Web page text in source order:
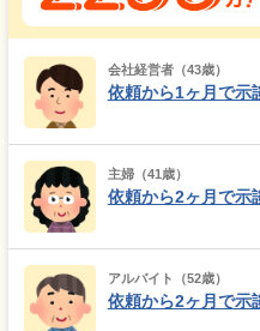
会社経営者（43歳）
依頼から1ヶ月で示
主婦（41歳）
依頼から2ヶ月で示
アルバイト（52歳）
依頼から2ヶ月で示